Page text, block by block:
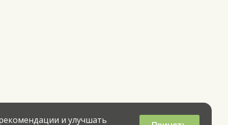
и улучшать